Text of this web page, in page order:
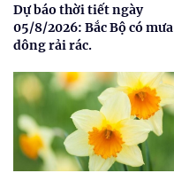
Dự báo thời tiết ngày
05/8/2026: Bắc Bộ có mưa
dông rải rác.